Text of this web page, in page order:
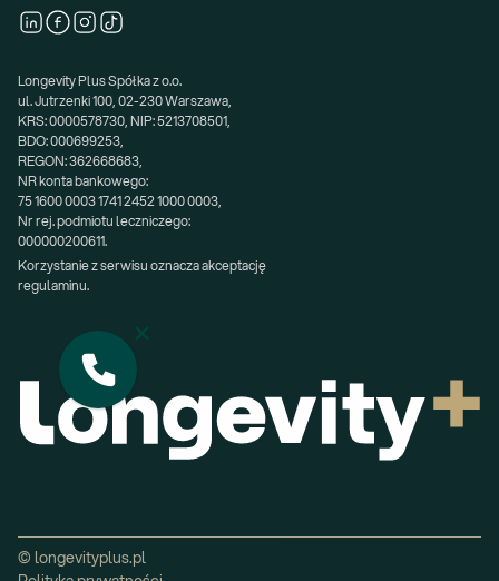
Longevity Plus Spółka z o.o.
ul. Jutrzenki 100, 02-230 Warszawa,
KRS: 0000578730, NIP: 5213708501,
BDO: 000699253,
REGON: 362668683,
NR konta bankowego:
75 1600 0003 1741 2452 1000 0003,
Nr rej. podmiotu leczniczego:
000000200611.
Korzystanie z serwisu oznacza akceptację
regulaminu.
© longevityplus.pl